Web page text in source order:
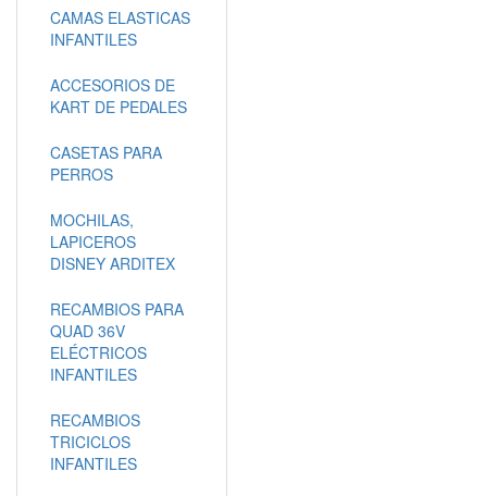
CAMAS ELASTICAS
INFANTILES
ACCESORIOS DE
KART DE PEDALES
CASETAS PARA
PERROS
MOCHILAS,
LAPICEROS
DISNEY ARDITEX
RECAMBIOS PARA
QUAD 36V
ELÉCTRICOS
INFANTILES
RECAMBIOS
TRICICLOS
INFANTILES